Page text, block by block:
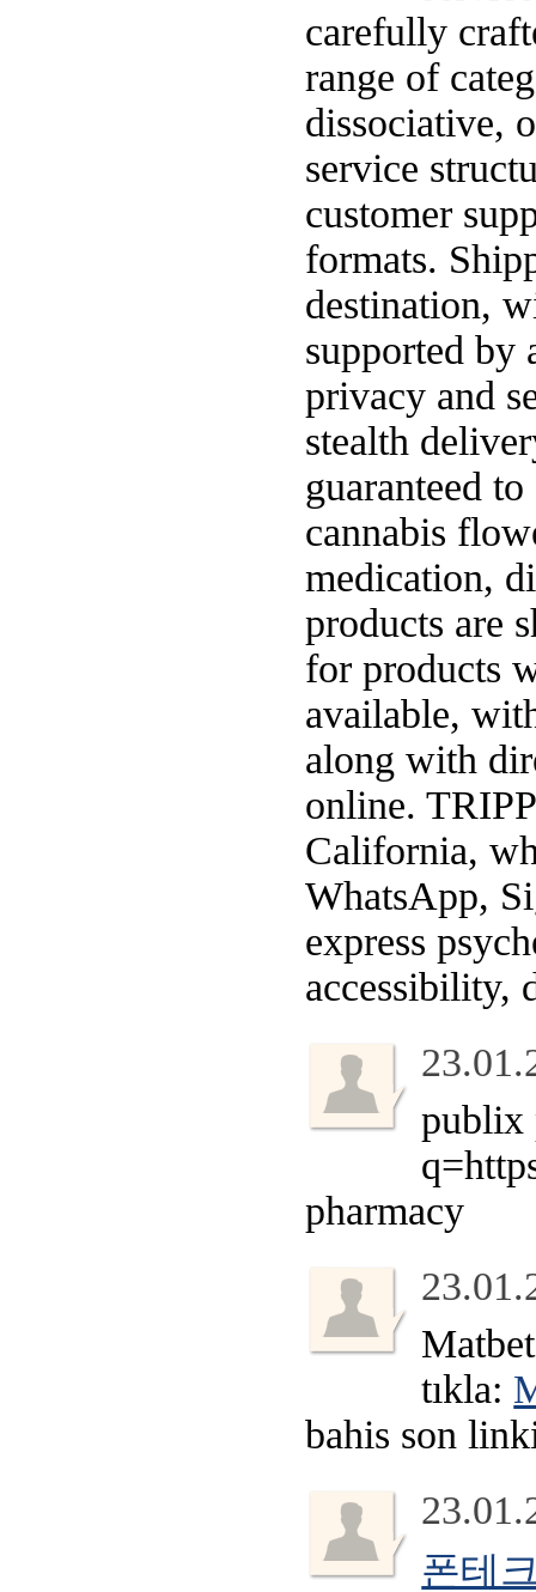
carefully
range of
dissociative,
service
customer
formats.
destination,
supported by
privacy and
stealth
guaranteed
cannabis
medication,
products are
for products
available,
along with
online.
California,
WhatsApp,
express
accessibility,
publix
pharmacy
tıkla:
bahis son
폰테